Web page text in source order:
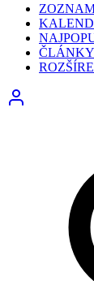
ČLÁNKY